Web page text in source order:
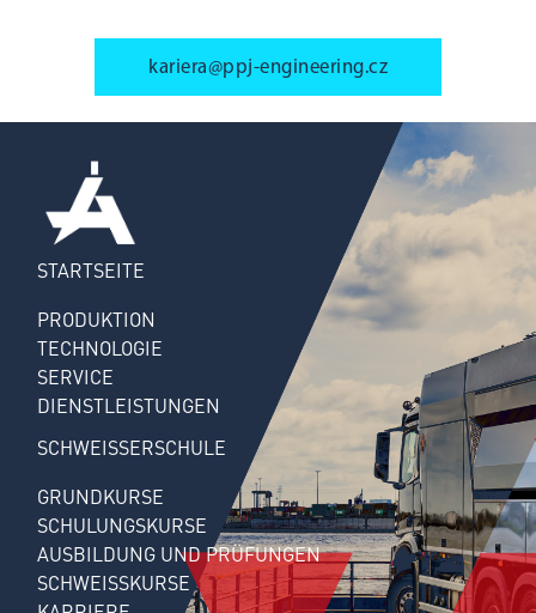
kariera@ppj-engineering.cz
STARTSEITE
PRODUKTION
TECHNOLOGIE
SERVICE
DIENSTLEISTUNGEN
SCHWEISSERSCHULE
GRUNDKURSE
SCHULUNGSKURSE
AUSBILDUNG UND PRÜFUNGEN
SCHWEISSKURSE